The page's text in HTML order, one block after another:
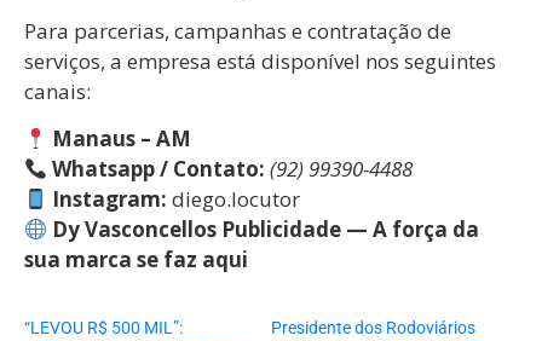
Para parcerias, campanhas e contratação de
serviços, a empresa está disponível nos seguintes
canais:
Manaus – AM
Whatsapp / Contato: (92) 99390-4488
Instagram: diego.locutor
Dy Vasconcellos Publicidade — A força da
sua marca se faz aqui
“LEVOU R$ 500 MIL”:
Presidente dos Rodoviários